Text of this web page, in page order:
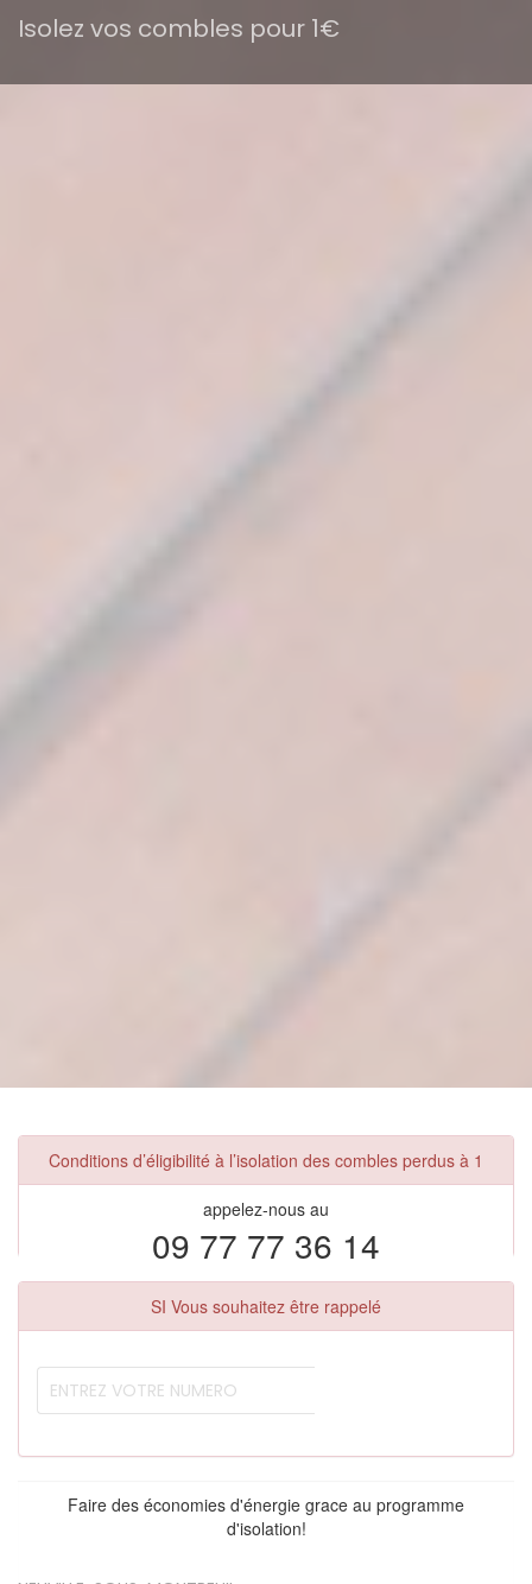
Isolez vos combles pour 1€
Conditions d’éligibilité à l’isolation des combles perdus à 1
appelez-nous au
09 77 77 36 14
SI Vous souhaitez être rappelé
Faire des économies d'énergie grace au programme
d'isolation!